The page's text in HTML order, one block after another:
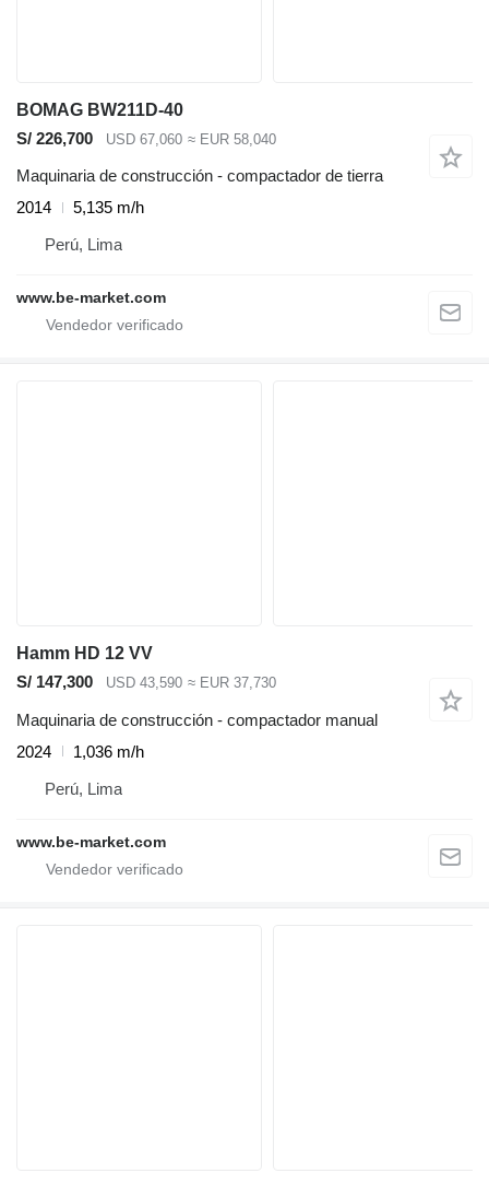
BOMAG BW211D-40
S/ 226,700
USD 67,060 ≈ EUR 58,040
Maquinaria de construcción - compactador de tierra
2014
5,135 m/h
Perú, Lima
www.be-market.com
Hamm HD 12 VV
S/ 147,300
USD 43,590 ≈ EUR 37,730
Maquinaria de construcción - compactador manual
2024
1,036 m/h
Perú, Lima
www.be-market.com